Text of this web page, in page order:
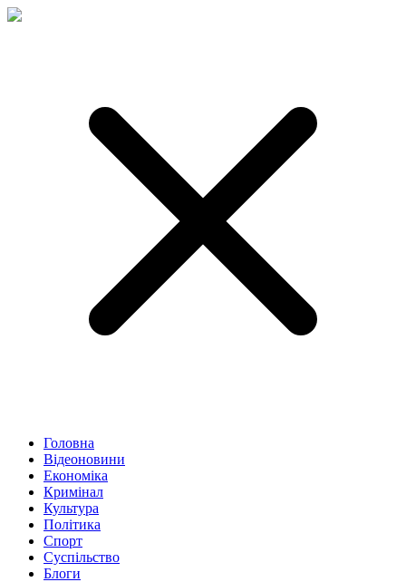
Головна
Відеоновини
Економіка
Кримінал
Культура
Політика
Спорт
Суспільство
Блоги